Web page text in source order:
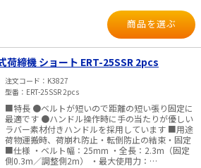
商品を選ぶ
荷締機 ショート ERT-25SSR 2pcs
注文コード
K3827
型番
ERT-25SSR 2pcs
■特長 ●ベルトが短いので距離の短い張り固定に
最適です ●ハンドル操作時に手の当たりが優しい
ラバー素材付きハンドルを採用しています ■用途
荷物運搬時、荷崩れ防止・転倒防止の結束・固定
■仕様 ・ベルト幅：25mm ・全長：2.3m（固定
側0.3m／調整側2m） ・最大使用力：